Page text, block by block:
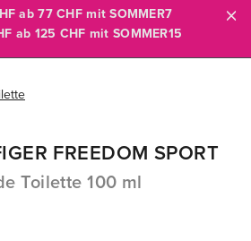
ab 77 CHF mitSOMMER7
ab 125 CHF mit SOMMER15
FREEDOM SPORT
Toilette 100 ml